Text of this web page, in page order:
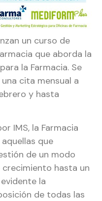
un curso de
que aborda la
la Farmacia. Se
cita mensual a
y hasta
IMS, la Farmacia
que
de un modo
crecimiento hasta un
la
de todas las